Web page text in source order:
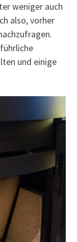
weniger auch
also, vorher
und einige